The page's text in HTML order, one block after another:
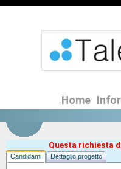
Home
Questa richiesta
Candidami Dettaglio progetto